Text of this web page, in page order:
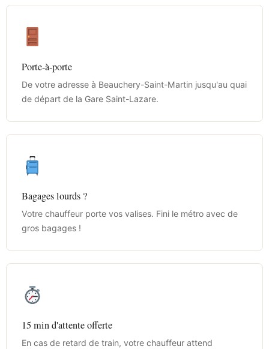
Porte-à-porte
De votre adresse à Beauchery-Saint-Martin jusqu'au quai
de départ de la Gare Saint-Lazare.
Bagages lourds ?
Votre chauffeur porte vos valises. Fini le métro avec de
gros bagages !
15 min d'attente offerte
En cas de retard de train, votre chauffeur attend